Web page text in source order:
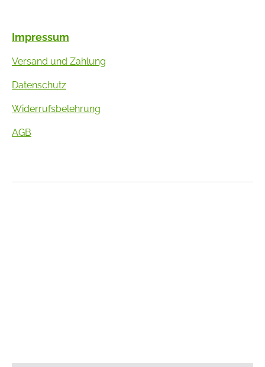
Impressum
Versand und Zahlung
Datenschutz
Widerrufsbelehrung
AGB